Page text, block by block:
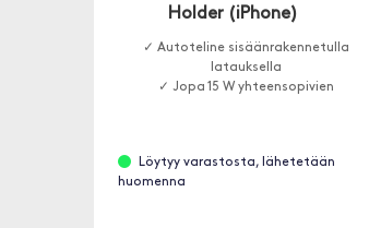
Holder (iPhone)
✓ Autoteline sisäänrakennetulla
latauksella
✓ Jopa 15 W yhteensopivien
Löytyy varastosta, lähetetään
huomenna